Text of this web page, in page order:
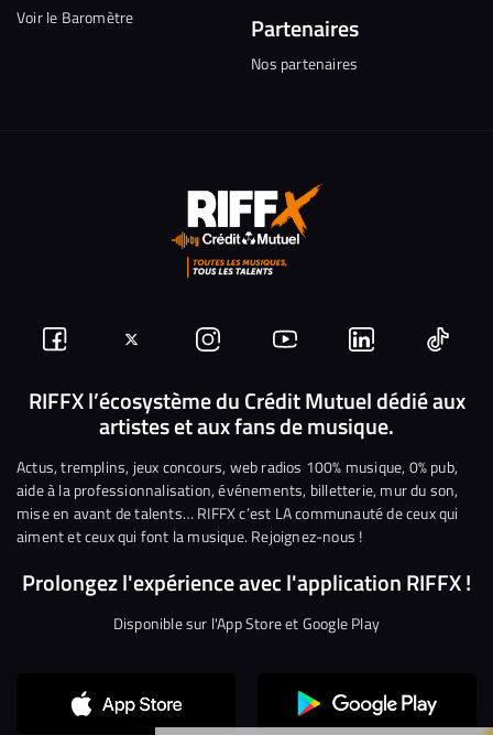
Continuer sans accepter
Voir le Baromètre Partenaires
Nos partenaires
Suivez-
nous
Facebook
Suivez-
nous
sur
Twitter
Nous
rejoindre
sur
Instagram
Nous
rejoindre
sur
YouTube
Nous
rejoindre
sur
Linkedin
Nous
RIFFX l’écosystème du Crédit Mutuel dédié aux
artistes et aux fans de musique.
Actus, tremplins, jeux concours, web radios 100% musique, 0% pub,
aide à la professionnalisation, événements, billetterie, mur du son,
mise en avant de talents… RIFFX c’est LA communauté de ceux qui
aiment et ceux qui font la musique. Rejoignez-nous !
Prolongez l'expérience avec l'application RIFFX !
Disponible sur l'App Store et Google Play